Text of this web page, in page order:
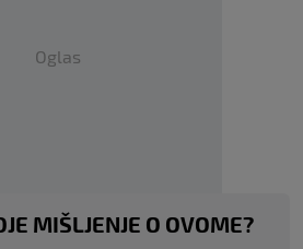
Oglas
MIŠLJENJE O OVOME?